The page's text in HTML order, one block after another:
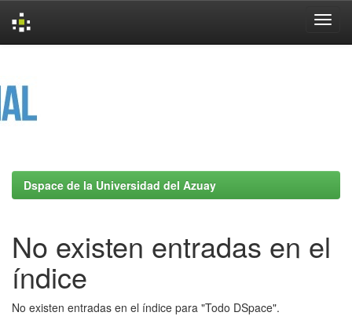
Dspace de la Universidad del Azuay
No existen entradas en el
índice
No existen entradas en el índice para "Todo DSpace".